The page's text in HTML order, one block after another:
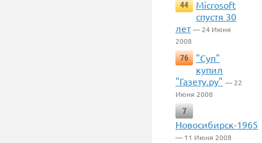
44
Microsoft
спустя 30
лет — 24 Июня
2008
76
"Суп"
купил
"Газету.ру" — 22
Июня 2008
7
Новосибирск-1965
— 11 Июня 2008